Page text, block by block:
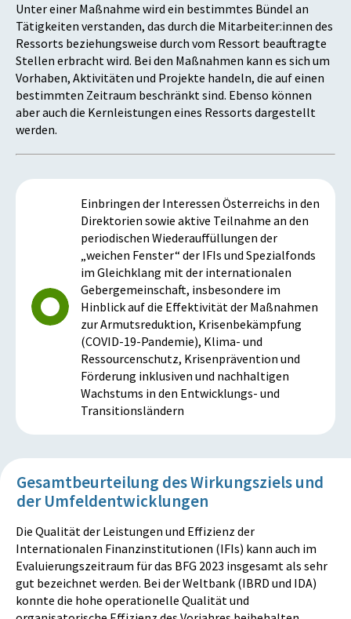
Unter einer Maßnahme wird ein bestimmtes Bündel an
Tätigkeiten verstanden, das durch die Mitarbeiter:innen des
Ressorts beziehungsweise durch vom Ressort beauftragte
Stellen erbracht wird. Bei den Maßnahmen kann es sich um
Vorhaben, Aktivitäten und Projekte handeln, die auf einen
bestimmten Zeitraum beschränkt sind. Ebenso können
aber auch die Kernleistungen eines Ressorts dargestellt
werden.
Einbringen der Interessen Österreichs in den
Direktorien sowie aktive Teilnahme an den
periodischen Wiederauffüllungen der
„weichen Fenster“ der IFIs und Spezialfonds
im Gleichklang mit der internationalen
Gebergemeinschaft, insbesondere im
Hinblick auf die Effektivität der Maßnahmen
zur Armutsreduktion, Krisenbekämpfung
(COVID-19-Pandemie), Klima- und
Ressourcenschutz, Krisenprävention und
Förderung inklusiven und nachhaltigen
Wachstums in den Entwicklungs- und
Transitionsländern
Gesamtbeurteilung des Wirkungsziels und
der Umfeldentwicklungen
Die Qualität der Leistungen und Effizienz der
Internationalen Finanzinstitutionen (IFIs) kann auch im
Evaluierungszeitraum für das BFG 2023 insgesamt als sehr
gut bezeichnet werden. Bei der Weltbank (IBRD und IDA)
konnte die hohe operationelle Qualität und